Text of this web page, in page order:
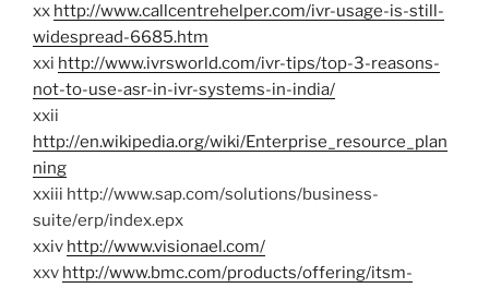
xx http://www.callcentrehelper.com/ivr-usage-is-still-
widespread-6685.htm
xxi http://www.ivrsworld.com/ivr-tips/top-3-reasons-
not-to-use-asr-in-ivr-systems-in-india/
xxii
http://en.wikipedia.org/wiki/Enterprise_resource_plan
ning
xxiii http://www.sap.com/solutions/business-
suite/erp/index.epx
xxiv http://www.visionael.com/
xxv http://www.bmc.com/products/offering/itsm-